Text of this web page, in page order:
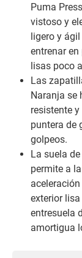
Puma
vistoso y
ligero y
entrenar
lisas poco
Las
Naranja se
resistente
puntera de
golpeos.
La suela
permite a
exterior
entresuela
amortigua